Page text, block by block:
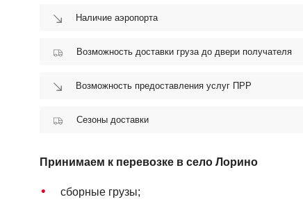
Наличие аэропорта
Возможность доставки груза до двери получателя
Возможность предоставления услуг ПРР
Сезоны доставки
Принимаем к перевозке в село Лорино
сборные грузы;